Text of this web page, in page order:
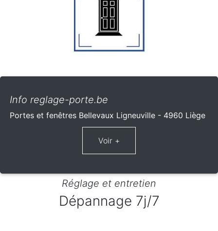
Info reglage-porte.be
Portes et fenêtres Bellevaux Ligneuville - 4960 Liège
Réglage et entretien
Dépannage 7j/7